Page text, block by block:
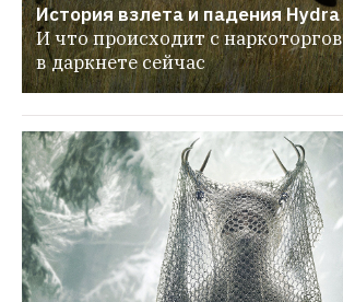
История взлета и падения Hydra
И что происходит с
в даркнете сейчас